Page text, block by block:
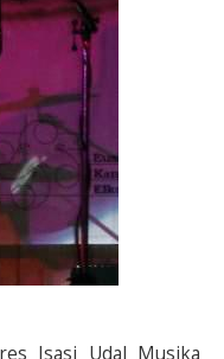
Isasi Udal Musika